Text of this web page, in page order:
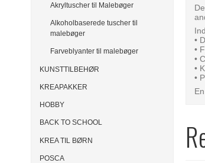
Akryltuscher til Malebøger
Alkoholbaserede tuscher til
malebøger
Farveblyanter til malebøger
KUNSTTILBEHØR
KREAPAKKER
HOBBY
BACK TO SCHOOL
KREA TIL BØRN
POSCA
•
•
•
•
•